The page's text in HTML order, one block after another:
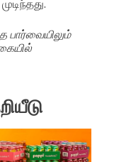
பார்வையிலும்